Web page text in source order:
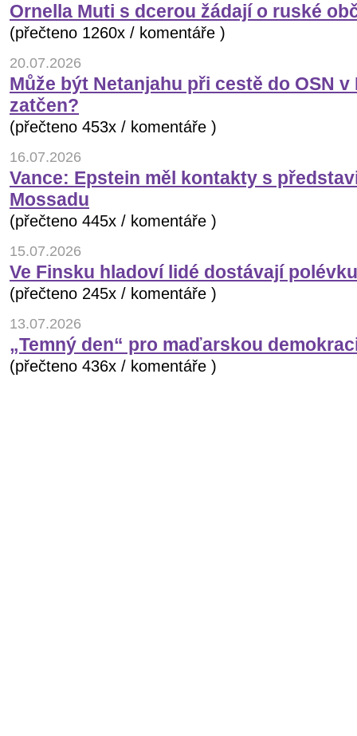
Ornella Muti s dcerou žádají o ruské
(přečteno 1260x / komentáře )
20.07.2026
Může být Netanjahu při cestě do OSN v
zatčen?
(přečteno 453x / komentáře )
16.07.2026
Vance: Epstein měl kontakty s
Mossadu
(přečteno 445x / komentáře )
15.07.2026
Ve Finsku hladoví lidé dostávají polévku
(přečteno 245x / komentáře )
13.07.2026
„Temný den“ pro maďarskou
(přečteno 436x / komentáře )